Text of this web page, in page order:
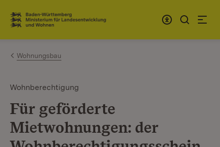
Zum Inhalt springen
Link zur Startseite
Wohnungsbau
Wohnberechtigung
Für geförderte
Mietwohnungen: der